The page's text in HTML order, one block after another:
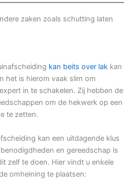
zaken zoals schutting laten
kan beits over lak kan
het is hierom vaak slim om
in te schakelen. Zij hebben de
om de hekwerk op een
te zetten.
kan een uitdagende klus
en gereedschap is
zelf te doen. Hier vindt u enkele
omheining te plaatsen: